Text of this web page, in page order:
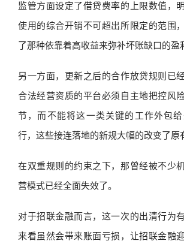
监管方面设定了借贷费率的上限数值，
使用的综合开销不可超出所限定的范围
了那种依靠着高收益来弥补坏账缺口的盈
另一方面，更新之后的合作放贷规则已
合法经营资质的平台必须自主地把控风
节，而不能将这一类关键的工作外包
行，这些接连落地的新规大幅的改变了原
在双重规则的约束之下，那曾经被不少
营模式已经全面失效了。
对于招联金融而言，这一次的出清行为
来看虽然会带来账面亏损，让招联金融